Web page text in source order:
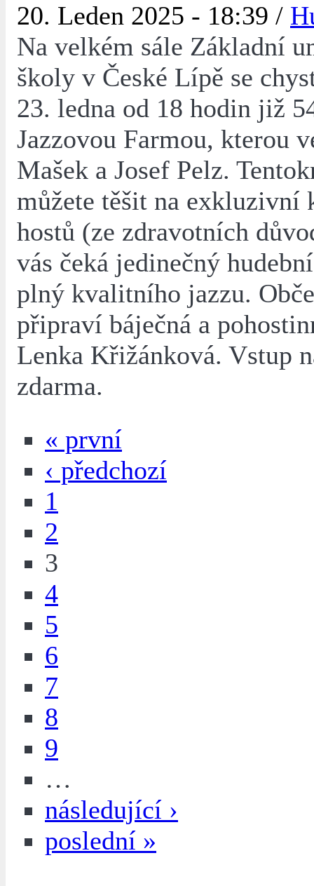
20. Leden 2025 - 18:39 /
Na velkém sále Základní
školy v České Lípě se
23. ledna od 18 hodin již
Jazzovou Farmou, kterou
Mašek a Josef Pelz.
můžete těšit na exkluzivní
hostů (ze zdravotních
vás čeká jedinečný
plný kvalitního jazzu.
připraví báječná a
Lenka Křižánková. Vstup
zdarma.
« první
‹ předchozí
1
2
3
4
5
6
7
8
9
…
následující ›
poslední »